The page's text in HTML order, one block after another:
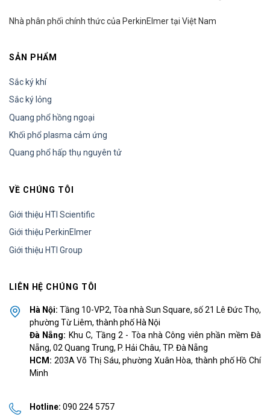
Nhà phân phối chính thức của PerkinElmer tại Việt Nam
SẢN PHẨM
Sắc ký khí
Sắc ký lỏng
Quang phổ hồng ngoại
Khối phổ plasma cảm ứng
Quang phổ hấp thụ nguyên tử
VỀ CHÚNG TÔI
Giới thiệu HTI Scientific
Giới thiệu PerkinElmer
Giới thiệu HTI Group
LIÊN HỆ CHÚNG TÔI
Hà Nội: Tầng 10-VP2, Tòa nhà Sun Square, số 21 Lê Đức Thọ,
phường Từ Liêm, thành phố Hà Nội
Đà Nẵng: Khu C, Tầng 2 - Tòa nhà Công viên phần mềm Đà
Nẵng, 02 Quang Trung, P. Hải Châu, TP. Đà Nẵng
HCM: 203A Võ Thị Sáu, phường Xuân Hòa, thành phố Hồ Chí
Minh
Hotline: 090 224 5757